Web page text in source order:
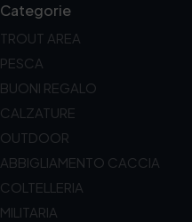
Categorie
TROUT AREA
PESCA
BUONI REGALO
CALZATURE
OUTDOOR
ABBIGLIAMENTO CACCIA
COLTELLERIA
MILITARIA